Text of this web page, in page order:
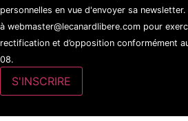
personnelles en vue d'envoyer sa
à webmaster@lecanardlibere.com pour
rectification et d’opposition conformément
08.